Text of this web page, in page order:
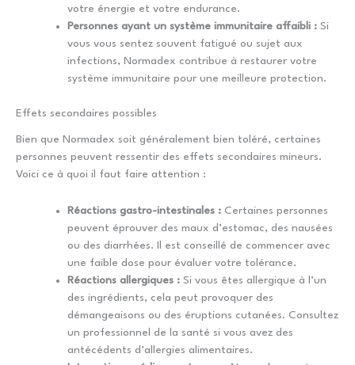
votre énergie et votre endurance.
Personnes ayant un système immunitaire affaibli : Si
vous vous sentez souvent fatigué ou sujet aux
infections, Normadex contribue à restaurer votre
système immunitaire pour une meilleure protection.
Effets secondaires possibles
Bien que Normadex soit généralement bien toléré, certaines
personnes peuvent ressentir des effets secondaires mineurs.
Voici ce à quoi il faut faire attention :
Réactions gastro-intestinales : Certaines personnes
peuvent éprouver des maux d’estomac, des nausées
ou des diarrhées. Il est conseillé de commencer avec
une faible dose pour évaluer votre tolérance.
Réactions allergiques : Si vous êtes allergique à l’un
des ingrédients, cela peut provoquer des
démangeaisons ou des éruptions cutanées. Consultez
un professionnel de la santé si vous avez des
antécédents d’allergies alimentaires.